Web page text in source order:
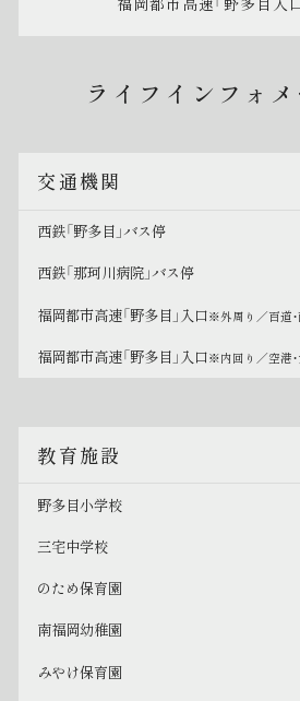
ライフインフォ
交通機関
西鉄「野多目」バス停
西鉄「那珂川病院」バス停
福岡都市高速「野多目」入口※外周り／百道
福岡都市高速「野多目」入口※内回り／空港
教育施設
野多目小学校
三宅中学校
のため保育園
南福岡幼稚園
みやけ保育園